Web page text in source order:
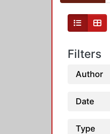
Filters
Author
Date
Type